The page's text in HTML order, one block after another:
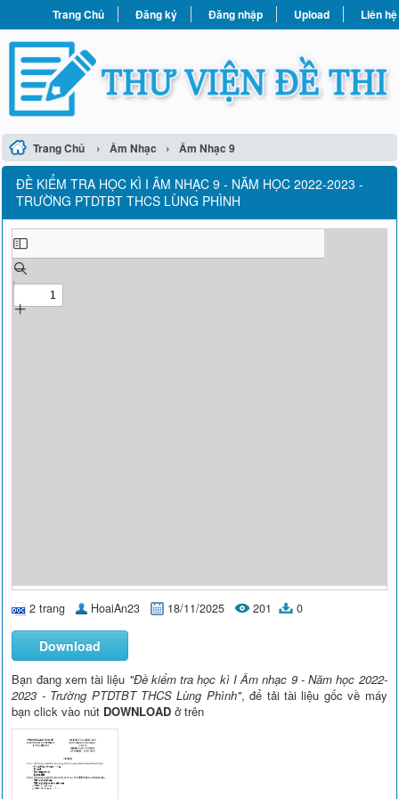
Trang Chủ Đăng ký Đăng nhập Upload Liên hệ
Trang Chủ › Âm Nhạc › Âm Nhạc 9
ĐỀ KIỂM TRA HỌC KÌ I ÂM NHẠC 9 - NĂM HỌC 2022-2023 -
TRƯỜNG PTDTBT THCS LÙNG PHÌNH
2 trang HoaiAn23 18/11/2025 201 0
Download
Bạn đang xem tài liệu "Đề kiểm tra học kì I Âm nhạc 9 - Năm học 2022-
2023 - Trường PTDTBT THCS Lùng Phình", để tải tài liệu gốc về máy
bạn click vào nút DOWNLOAD ở trên